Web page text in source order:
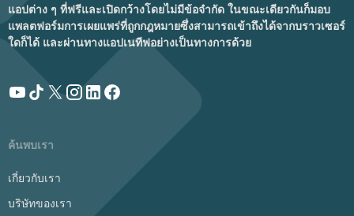
แอปต่าง ๆ ที่ฟรีและเปิดกว้างโดยไม่มีข้อจำกัด ในขณะเดียวกันก็มอบ
แพลตฟอร์มการเผยแพร่ที่ถูกกฎหมายซึ่งสามารถเข้าถึงได้จากบราวเซอร์
ใดก็ได้ และผ่านทางแอปเนทีฟอย่างเป็นทางการด้วย
ค้นพบเรา
เกี่ยวกับเรา
บริษัทของเรา